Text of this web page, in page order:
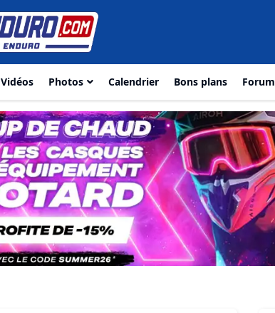
Vidéos Photos Calendrier Bons plans Forum